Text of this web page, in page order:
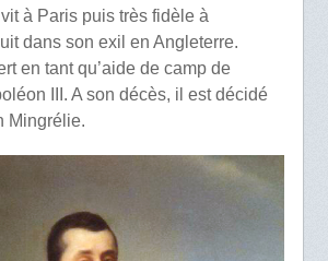
à Paris puis très fidèle à
dans son exil en Angleterre.
en tant qu’aide de camp de
III. A son décès, il est décidé
Mingrélie.